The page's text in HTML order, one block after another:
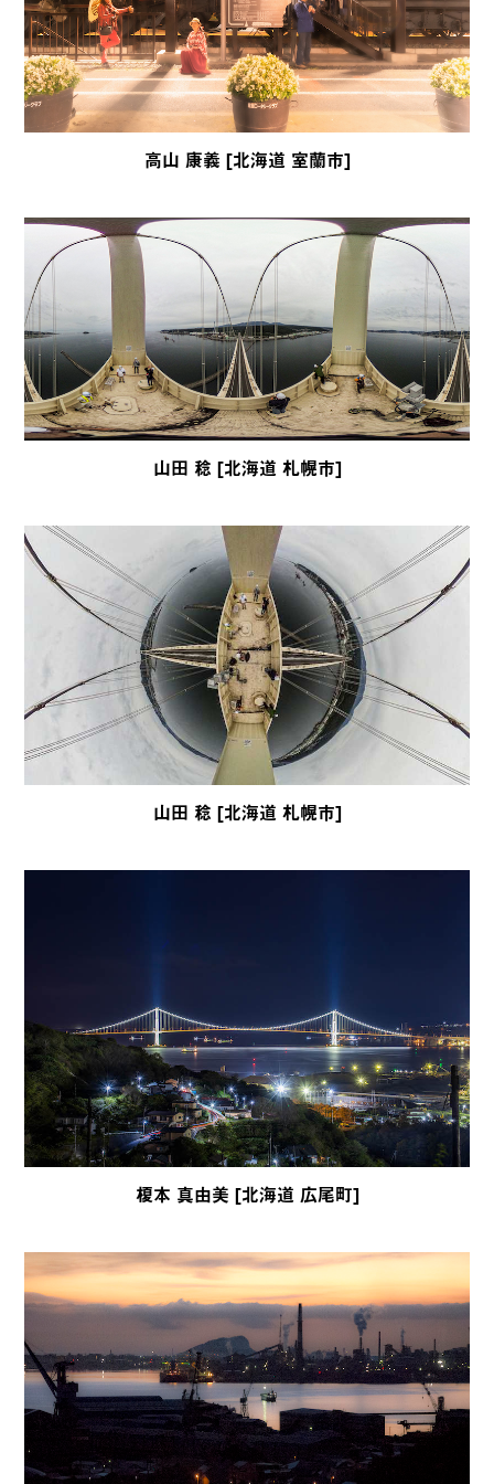
高山 康義 [北海道 室蘭市]
山田 稔 [北海道 札幌市]
山田 稔 [北海道 札幌市]
榎本 真由美 [北海道 広尾町]